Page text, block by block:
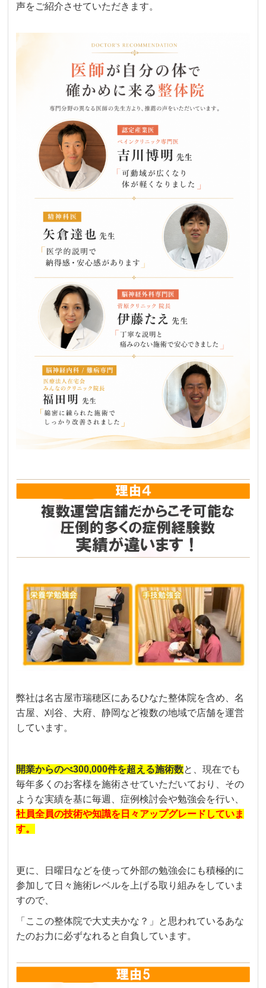
声をご紹介させていただきます。
弊社は名古屋市瑞穂区にあるひなた整体院を含め、名
古屋、刈谷、大府、静岡など複数の地域で店舗を運営
しています。
開業からのべ300,000件を超える施術数と、現在でも
毎年多くのお客様を施術させていただいており、その
ような実績を基に毎週、症例検討会や勉強会を行い、
社員全員の技術や知識を日々アップグレードしていま
す。
更に、日曜日などを使って外部の勉強会にも積極的に
参加して日々施術レベルを上げる取り組みをしていま
すので、
「ここの整体院で大丈夫かな？」と思われているあな
たのお力に必ずなれると自負しています。